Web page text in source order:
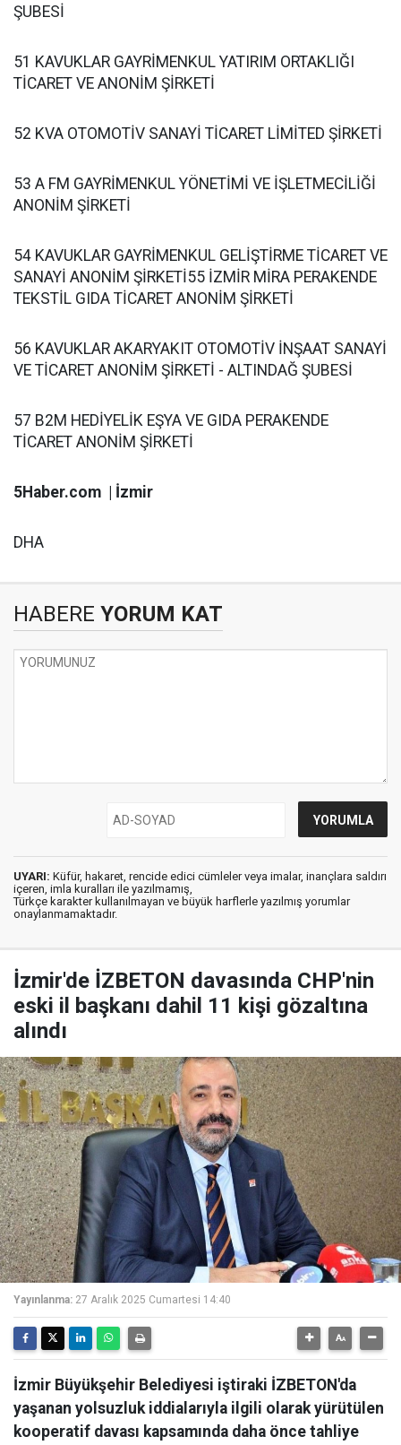
ŞUBESİ
51 KAVUKLAR GAYRİMENKUL YATIRIM ORTAKLIĞI
TİCARET VE ANONİM ŞİRKETİ
52 KVA OTOMOTİV SANAYİ TİCARET LİMİTED ŞİRKETİ
53 A FM GAYRİMENKUL YÖNETİMİ VE İŞLETMECİLİĞİ
ANONİM ŞİRKETİ
54 KAVUKLAR GAYRİMENKUL GELİŞTİRME TİCARET VE
SANAYİ ANONİM ŞİRKETİ55 İZMİR MİRA PERAKENDE
TEKSTİL GIDA TİCARET ANONİM ŞİRKETİ
56 KAVUKLAR AKARYAKIT OTOMOTİV İNŞAAT SANAYİ
VE TİCARET ANONİM ŞİRKETİ - ALTINDAĞ ŞUBESİ
57 B2M HEDİYELİK EŞYA VE GIDA PERAKENDE
TİCARET ANONİM ŞİRKETİ
5Haber.com | İzmir
DHA
HABERE YORUM KAT
UYARI: Küfür, hakaret, rencide edici cümleler veya imalar, inançlara saldırı
içeren, imla kuralları ile yazılmamış,
Türkçe karakter kullanılmayan ve büyük harflerle yazılmış yorumlar
onaylanmamaktadır.
İzmir'de İZBETON davasında CHP'nin
eski il başkanı dahil 11 kişi gözaltına
alındı
Yayınlanma: 27 Aralık 2025 Cumartesi 14:40
İzmir Büyükşehir Belediyesi iştiraki İZBETON'da
yaşanan yolsuzluk iddialarıyla ilgili olarak yürütülen
kooperatif davası kapsamında daha önce tahliye